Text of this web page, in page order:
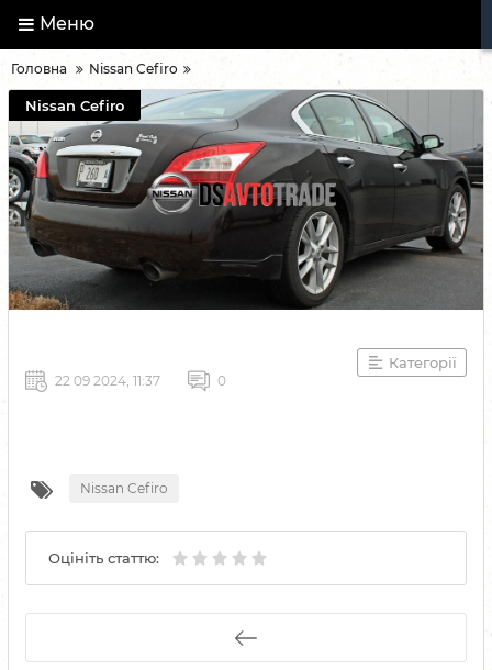
Меню
Головна Nissan Cefiro
Nissan Cefiro
Категорії
22 09 2024, 11:37 0
Nissan Cefiro
Оцініть статтю: